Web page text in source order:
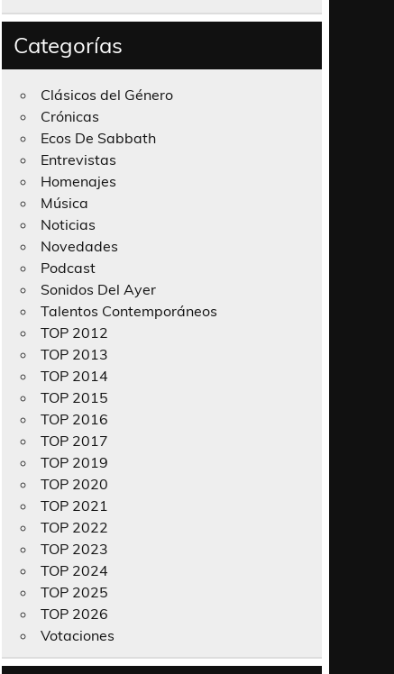
Categorías
Clásicos del Género
Crónicas
Ecos De Sabbath
Entrevistas
Homenajes
Música
Noticias
Novedades
Podcast
Sonidos Del Ayer
Talentos Contemporáneos
TOP 2012
TOP 2013
TOP 2014
TOP 2015
TOP 2016
TOP 2017
TOP 2019
TOP 2020
TOP 2021
TOP 2022
TOP 2023
TOP 2024
TOP 2025
TOP 2026
Votaciones